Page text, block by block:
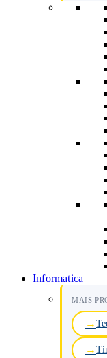
Informatica
MAIS